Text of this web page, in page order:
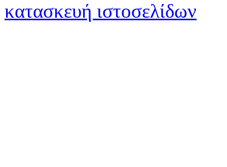
κατασκευή ιστοσελίδων